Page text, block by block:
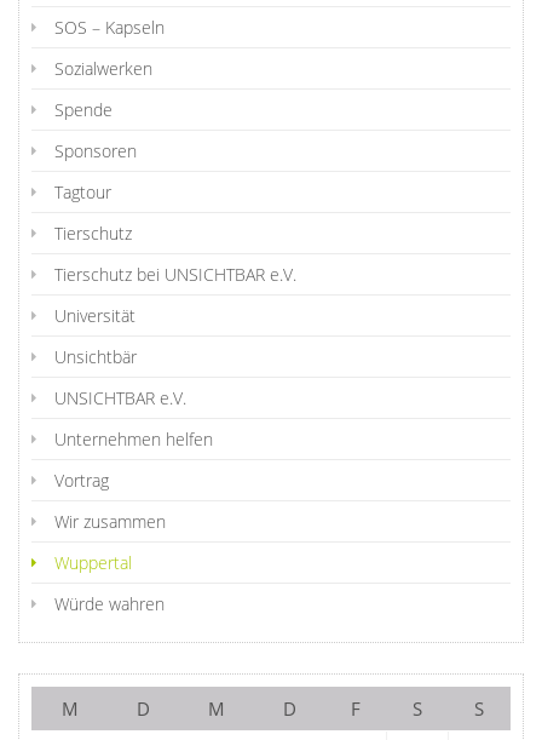
SOS – Kapseln
Sozialwerken
Spende
Sponsoren
Tagtour
Tierschutz
Tierschutz bei UNSICHTBAR e.V.
Universität
Unsichtbär
UNSICHTBAR e.V.
Unternehmen helfen
Vortrag
Wir zusammen
Wuppertal
Würde wahren
M D M D F S S